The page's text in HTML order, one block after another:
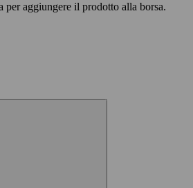
per aggiungere il prodotto alla borsa.